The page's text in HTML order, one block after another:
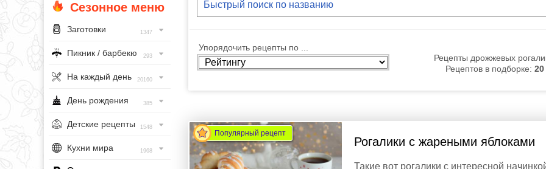
Сезонное меню
Заготовки 1347
Пикник / барбекю 293
На каждый день 20160
День рождения 385
Детские рецепты 1548
Кухни мира 1968
Упорядочить рецепты по ...
Рецепты дрожжевых
Рецептов в подборке: 20
Популярный рецепт
Рогалики с жареными яблоками
Такие вот рогалики с интересной